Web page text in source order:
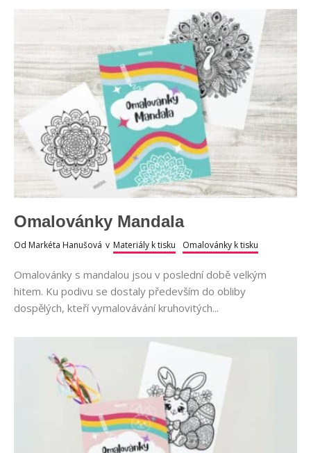
Omalovánky Mandala
Od Markéta Hanušová v Materiály k tisku Omalovánky k tisku
Omalovánky s mandalou jsou v poslední době velkým
hitem. Ku podivu se dostaly především do obliby
dospělých, kteří vymalovávání kruhovitých...